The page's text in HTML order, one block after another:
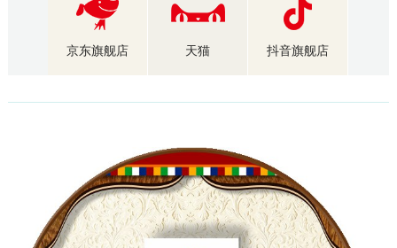
京东旗舰店 天猫 抖音旗舰店